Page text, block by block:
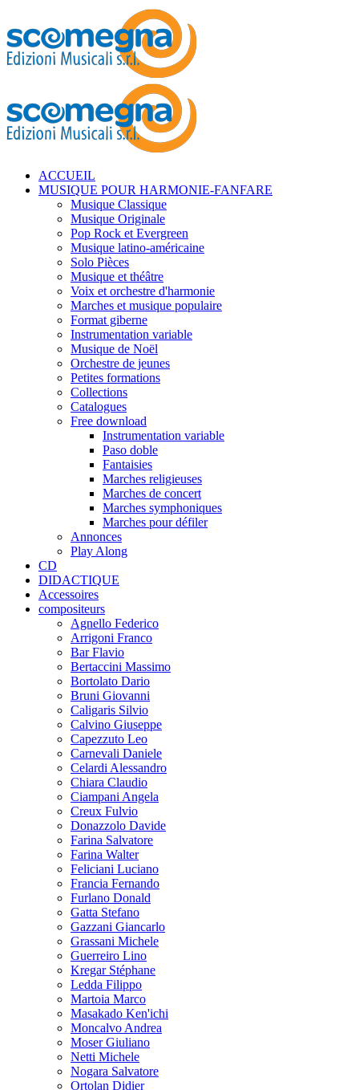
ACCUEIL
MUSIQUE POUR HARMONIE-FANFARE
Musique Classique
Musique Originale
Pop Rock et Evergreen
Musique latino-américaine
Solo Pièces
Musique et théâtre
Voix et orchestre d'harmonie
Marches et musique populaire
Format giberne
Instrumentation variable
Musique de Noël
Orchestre de jeunes
Petites formations
Collections
Catalogues
Free download
Instrumentation variable
Paso doble
Fantaisies
Marches religieuses
Marches de concert
Marches symphoniques
Marches pour défiler
Annonces
Play Along
CD
DIDACTIQUE
Accessoires
compositeurs
Agnello Federico
Arrigoni Franco
Bar Flavio
Bertaccini Massimo
Bortolato Dario
Bruni Giovanni
Caligaris Silvio
Calvino Giuseppe
Capezzuto Leo
Carnevali Daniele
Celardi Alessandro
Chiara Claudio
Ciampani Angela
Creux Fulvio
Donazzolo Davide
Farina Salvatore
Farina Walter
Feliciani Luciano
Francia Fernando
Furlano Donald
Gatta Stefano
Gazzani Giancarlo
Grassani Michele
Guerreiro Lino
Kregar Stéphane
Ledda Filippo
Martoia Marco
Masakado Ken'ichi
Moncalvo Andrea
Moser Giuliano
Netti Michele
Nogara Salvatore
Ortolan Didier